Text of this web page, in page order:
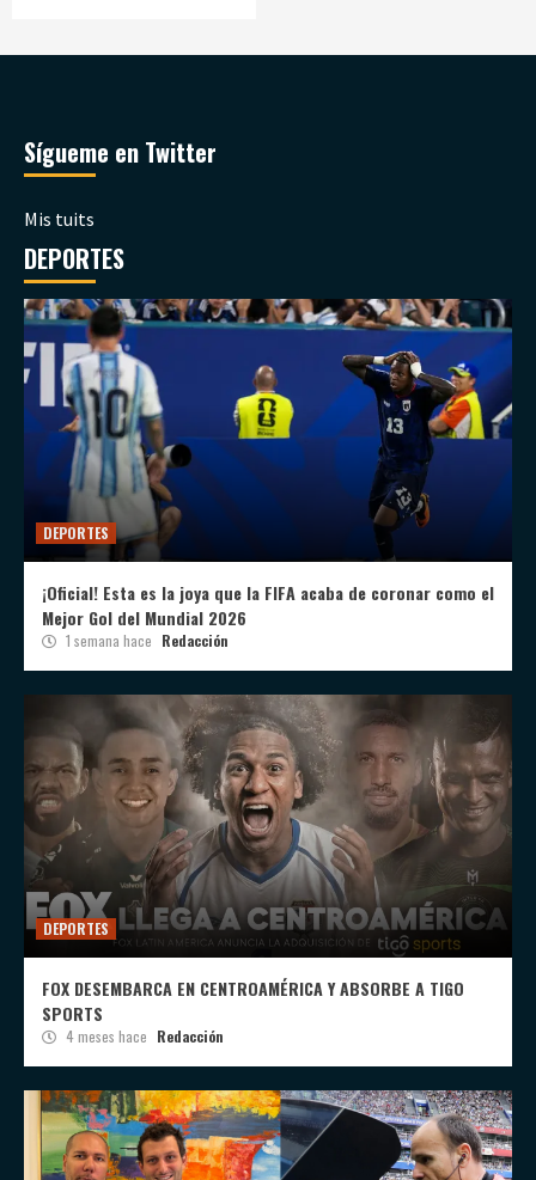
Sígueme en Twitter
Mis tuits
DEPORTES
DEPORTES
¡Oficial! Esta es la joya que la FIFA acaba de coronar como el
Mejor Gol del Mundial 2026
1 semana hace Redacción
DEPORTES
FOX DESEMBARCA EN CENTROAMÉRICA Y ABSORBE A TIGO
SPORTS
4 meses hace Redacción